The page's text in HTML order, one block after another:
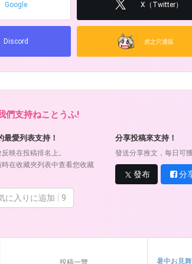
Google X（Twitter）
Discord 虎之穴通販
們支持ねことうふ!
最愛列表支持！
映在投稿排名上。
在收藏夾列表中查看您收藏
に入りに追加 9
分享投稿來支持！
發送分享推文，每日可
發布 分
投稿一覽
暑中お見